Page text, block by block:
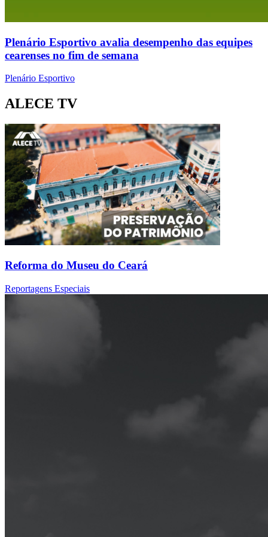
Plenário Esportivo avalia desempenho das equipes
cearenses no fim de semana
Plenário Esportivo
ALECE TV
Reforma do Museu do Ceará
Reportagens Especiais